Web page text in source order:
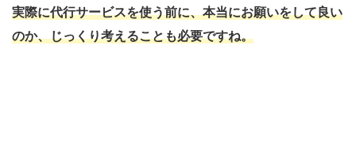
実際に代行サービスを使う前に、本当にお願いをして良い
のか、じっくり考えることも必要ですね。